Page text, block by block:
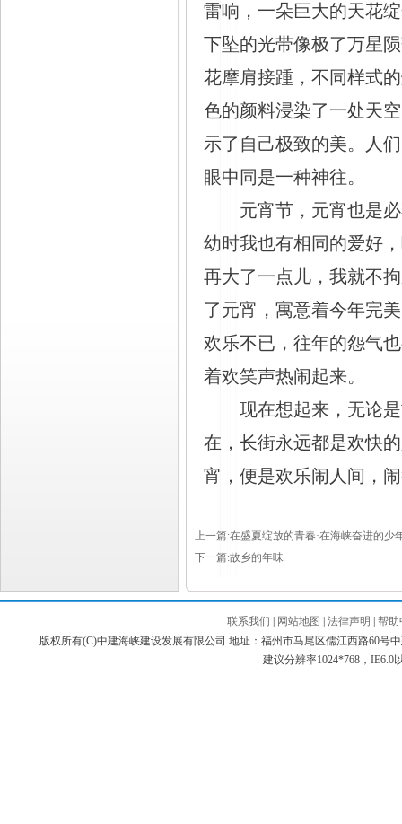
雷响，一朵巨大的天花
下坠的光带像极了万星
花摩肩接踵，不同样式
色的颜料浸染了一处天
示了自己极致的美。人
眼中同是一种神往。
元宵节，元宵也是
幼时我也有相同的爱好
再大了一点儿，我就不
了元宵，寓意着今年完
欢乐不已，往年的怨气
着欢笑声热闹起来。
现在想起来，无论
在，长街永远都是欢快
宵，便是欢乐闹人间，
上一篇:在盛夏绽放的青春·在海峡奋进的少
下一篇:故乡的年味
联系我们 网站地图 法律声明
帮助
版权所有(C)中建海峡建设发展有限公司 地址：福州市马尾区儒江西路60号中
建议分辨率1024*768，IE6.0